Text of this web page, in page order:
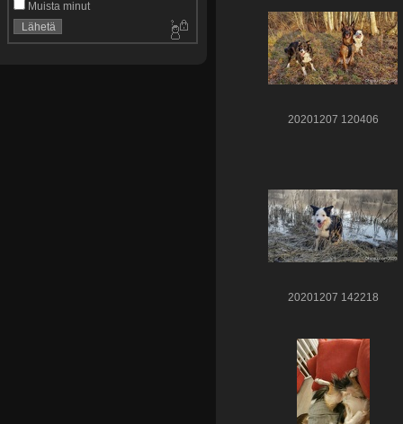
Muista minut
20201207 120406
20201207 142218